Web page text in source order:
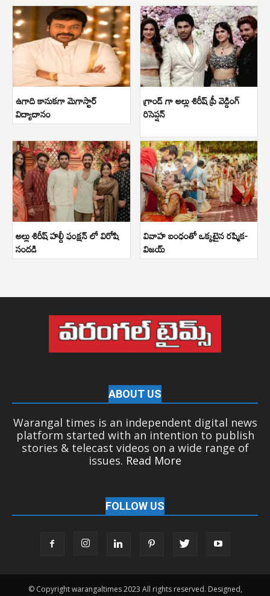
ఉగాది కానుకగా మెగాస్టార్
విద్యాదానం
గ్రాండ్ గా అల్లు శిరీష్ ప్రీ వెడ్డింగ్
రిసెప్షన్
అల్లు శిరీష్ హల్దీ ఫంక్షన్ లో విరోషి
సందడి
వివాహ బంధంతో ఒక్కటైన రష్మిక-
విజయ్
ABOUT US
Warangal times is an independent digital news
platform started with an intention to publish
stories & telecast videos on a wide range of
issues. Read More
FOLLOW US
© Copyright warangaltimes 2023 All rights reserved. Designed,